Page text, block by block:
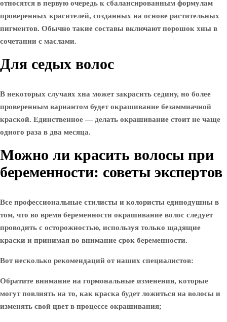
относятся в первую очередь к сбалансированным формулам
проверенных красителей, созданных на основе растительных
пигментов. Обычно такие составы включают порошок хны в
сочетании с маслами.
Для седых волос
В некоторых случаях хна может закрасить седину, но более
проверенным вариантом будет окрашивание безаммиачной
краской. Единственное — делать окрашивание стоит не чаще
одного раза в два месяца.
Можно ли красить волосы при
беременности: советы экспертов
Все профессиональные стилисты и колористы единодушны в
том, что во время беременности окрашивание волос следует
проводить с осторожностью, используя только щадящие
краски и принимая во внимание срок беременности.
Вот несколько рекомендаций от наших специалистов:
Обратите внимание на гормональные изменения, которые
могут повлиять на то, как краска будет ложиться на волосы и
изменять свой цвет в процессе окрашивания;